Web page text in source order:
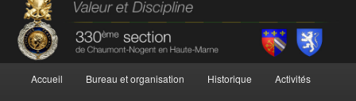
principal
Accueil Bureau et organisation Historique Activités